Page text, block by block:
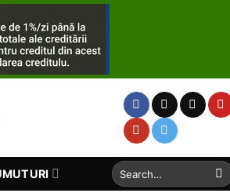
Search
for: